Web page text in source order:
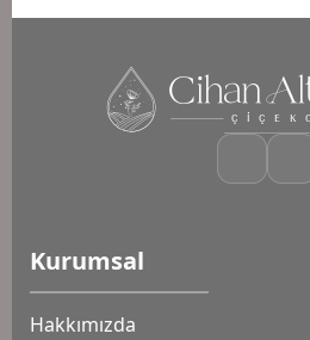
Kurumsal
Hakkımızda